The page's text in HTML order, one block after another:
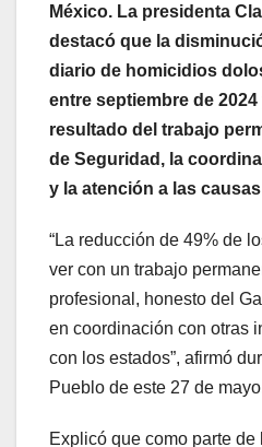
México. La presidenta
destacó que la
diario de homicidios
entre septiembre de
resultado del trabajo
de Seguridad, la
y la atención a las
“La reducción de 49% de
ver con un trabajo
profesional, honesto del
en coordinación con otras
con los estados”, afirmó
Pueblo de este 27 de
Explicó que como parte de